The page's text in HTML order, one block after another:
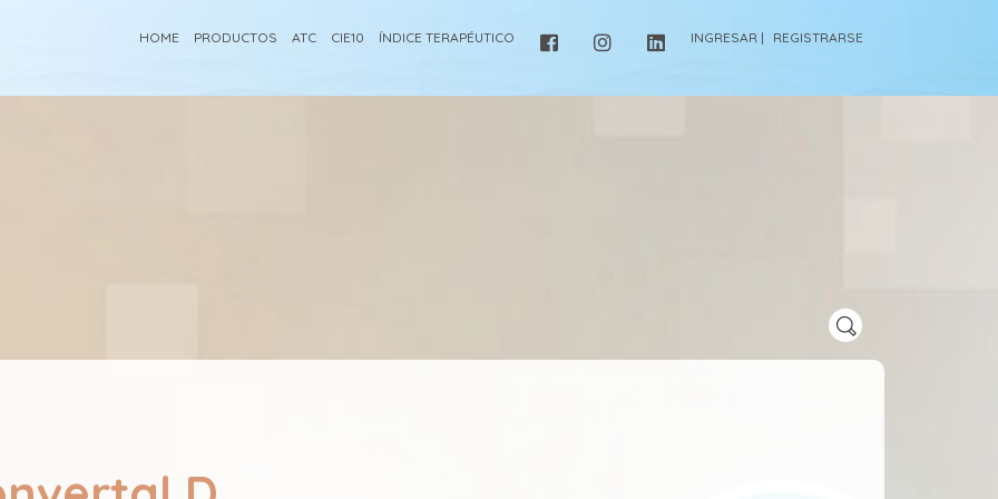
HOME PRODUCTOS ATC CIE10 ÍNDICE TERAPÉUTICO INGRESAR | REGISTRARSE